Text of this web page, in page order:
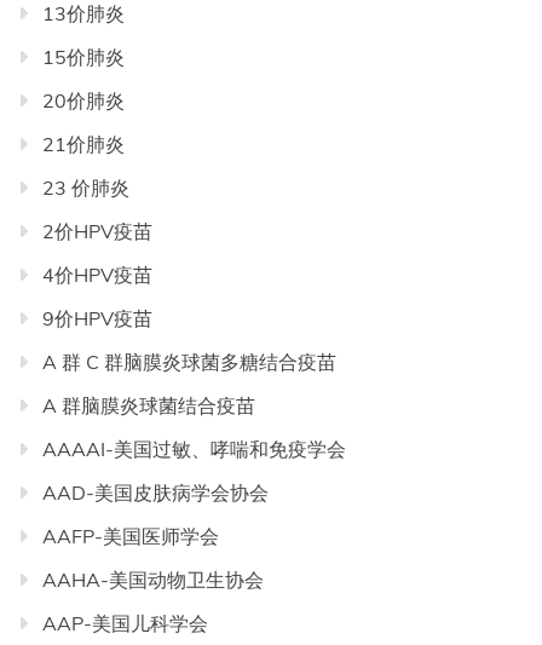
导
航
13价肺炎
15价肺炎
20价肺炎
21价肺炎
23 价肺炎
2价HPV疫苗
4价HPV疫苗
9价HPV疫苗
A 群 C 群脑膜炎球菌多糖结合疫苗
A 群脑膜炎球菌结合疫苗
AAAAI-美国过敏、哮喘和免疫学会
AAD-美国皮肤病学会协会
AAFP-美国医师学会
AAHA-美国动物卫生协会
AAP-美国儿科学会